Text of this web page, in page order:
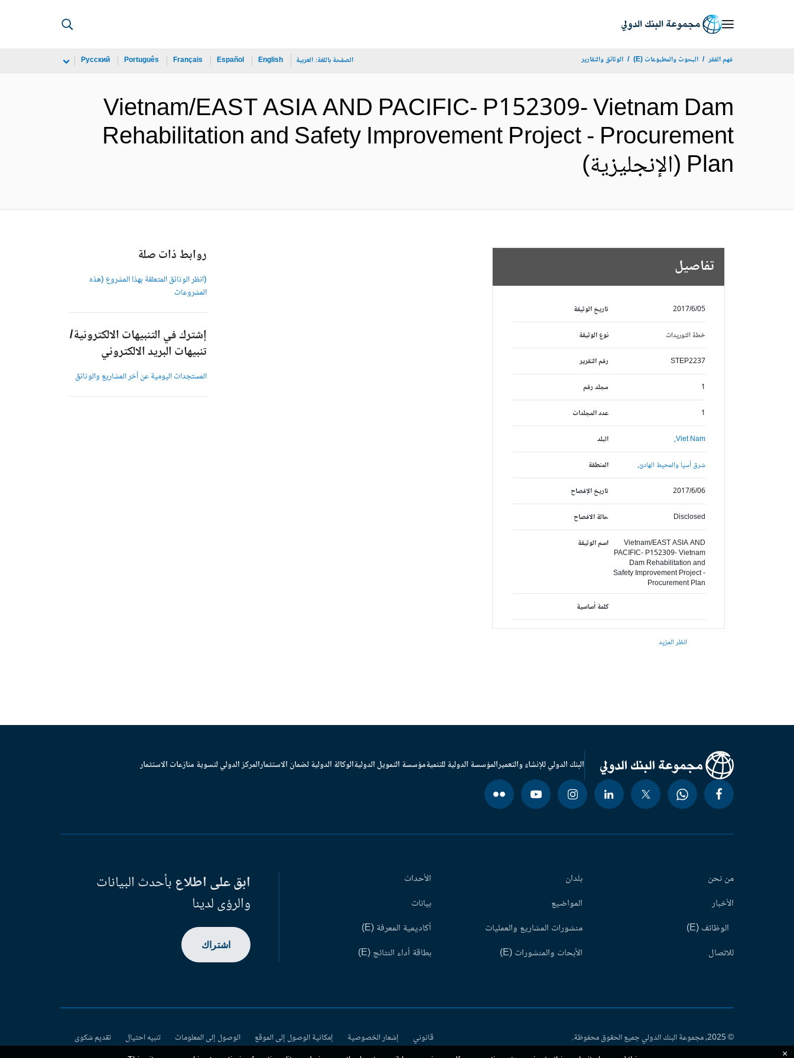
فهم الفقر البحوث والمطبوعات (E) الوثائق والتقارير الصفحة باللغة: العربية English
Español
Français
Português
Русский
Vietnam/EAST ASIA AND PACIFIC- P152309- Vietnam Dam
Rehabilitation and Safety Improvement Project - Procurement
Plan (الإنجليزية)
تفاصيل
تاريخ الوثيقة 2017/6/05
نوع الوثيقة خطة التوريدات
رقم التقرير STEP2237
مجلد رقم 1
عدد المجلدات 1
البلد Viet Nam,
المنطقة شرق آسيا والمحيط الهادئ,
تاريخ الإفصاح 2017/6/06
حالة الافصاح Disclosed
اسم الوثيقة
Vietnam/EAST ASIA AND
PACIFIC- P152309- Vietnam
Dam Rehabilitation and
Safety Improvement Project -
Procurement Plan
كلمة أساسية
انظر المزيد
روابط ذات صلة
(انظر الوثائق المتعلقة بهذا المشروع (هذه
المشروعات
إشترك في التنبيهات الالكترونية/
تنبيهات البريد الالكتروني
المستجدات اليومية عن آخر المشاريع والوثائق
البنك الدولي للإنشاء والتعميرالمؤسسة الدولية للتنميةمؤسسة التمويل الدوليةالوكالة الدولية لضمان الاستثمارالمركز الدولي لتسوية منازعات الاستثمار
من نحن
الأخبار
الوظائف (E)
للاتصال
بلدان
المواضيع
منشورات المشاريع والعمليات
الأبحاث والمنشورات (E)
الأحداث
بيانات
أكاديمية المعرفة (E)
بطاقة أداء النتائج (E)
ابق على اطلاعبأحدث البيانات
والرؤى لدينا
اشتراك
© 2025، مجموعة البنك الدولي جميع الحقوق محفوظة. قانوني إشعار الخصوصية إمكانية الوصول إلى الموقع الوصول إلى المعلومات تنبيه احتيال
تقديم شكوى
×